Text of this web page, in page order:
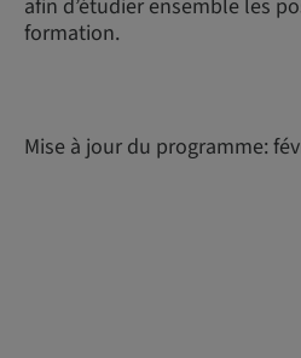
afin d’étudier ensemble les
formation.
Mise à jour du programme: